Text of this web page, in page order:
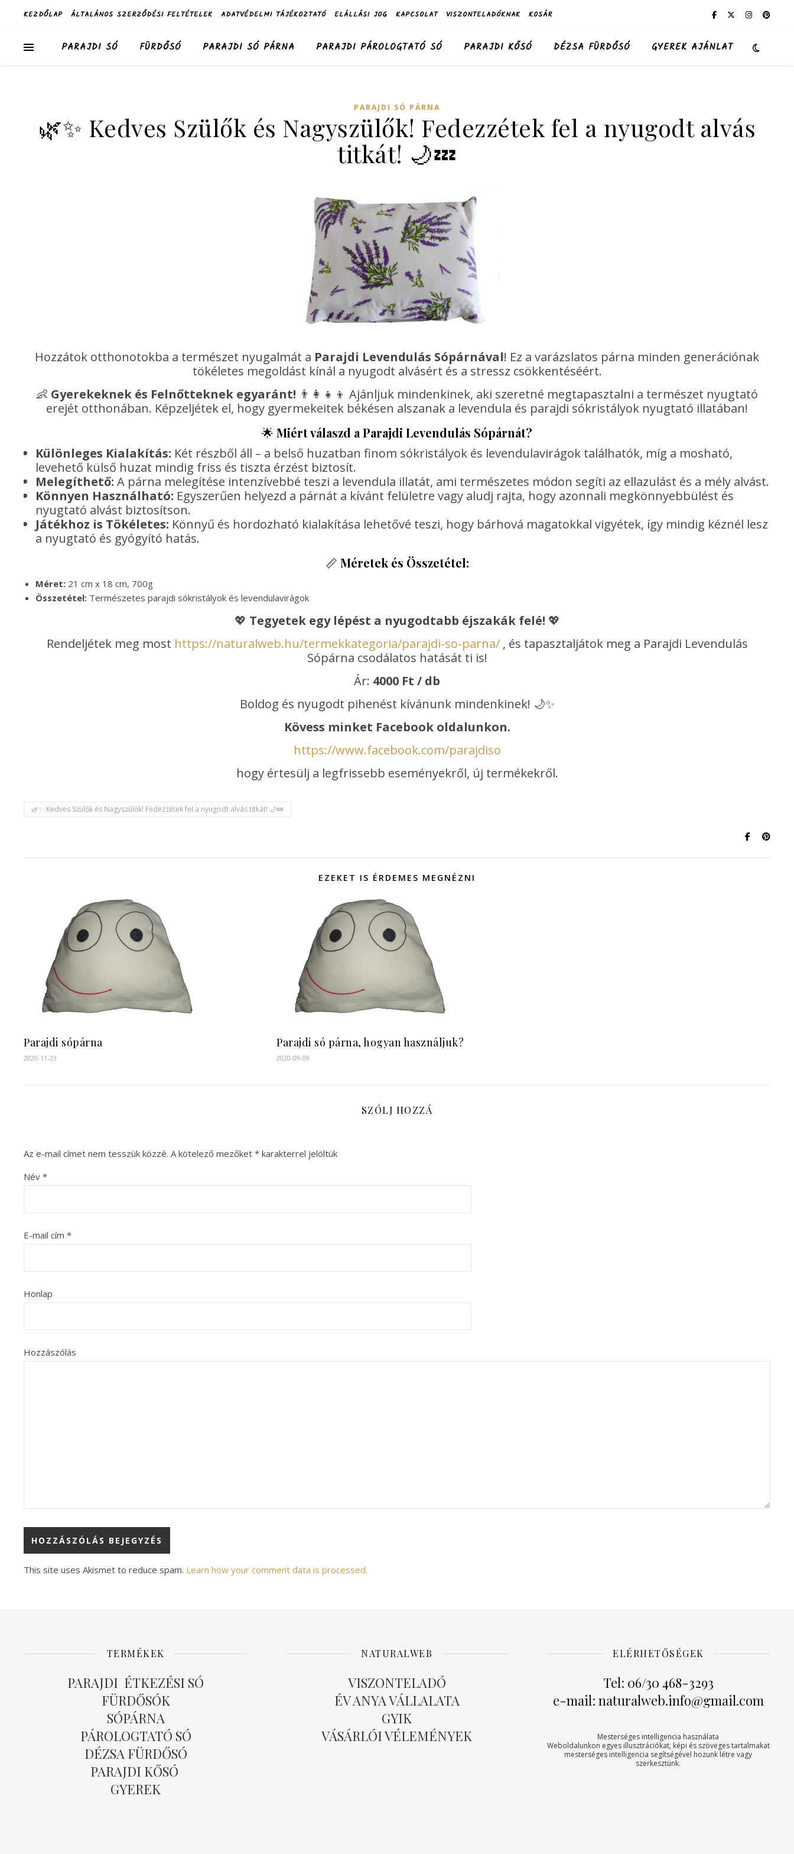
KEZDŐLAP ÁLTALÁNOS SZERZŐDÉSI FELTÉTELEK ADATVÉDELMI TÁJÉKOZTATÓ ELÁLLÁSI JOG KAPCSOLAT VISZONTELADÓKNAK KOSÁR
PARAJDI SÓ FÜRDŐSÓ PARAJDI SÓ PÁRNA PARAJDI PÁROLOGTATÓ SÓ PARAJDI KŐSÓ DÉZSA FÜRDŐSÓ GYEREK AJÁNLAT
PARAJDI SÓ PÁRNA
🌿✨ Kedves Szülők és Nagyszülők! Fedezzétek fel a nyugodt alvás
titkát! 🌙💤
Hozzátok otthonotokba a természet nyugalmát a Parajdi Levendulás Sópárnával! Ez a varázslatos párna minden generációnak
tökéletes megoldást kínál a nyugodt alvásért és a stressz csökkentéséért.
👶 Gyerekeknek és Felnőtteknek egyaránt! 👨‍👩‍👧‍👦 Ajánljuk mindenkinek, aki szeretné megtapasztalni a természet nyugtató
erejét otthonában. Képzeljétek el, hogy gyermekeitek békésen alszanak a levendula és parajdi sókristályok nyugtató illatában!
🌟 Miért válaszd a Parajdi Levendulás Sópárnát?
Különleges Kialakítás: Két részből áll – a belső huzatban finom sókristályok és levendulavirágok találhatók, míg a mosható,
levehető külső huzat mindig friss és tiszta érzést biztosít.
Melegíthető: A párna melegítése intenzívebbé teszi a levendula illatát, ami természetes módon segíti az ellazulást és a mély alvást.
Könnyen Használható: Egyszerűen helyezd a párnát a kívánt felületre vagy aludj rajta, hogy azonnali megkönnyebbülést és
nyugtató alvást biztosítson.
Játékhoz is Tökéletes: Könnyű és hordozható kialakítása lehetővé teszi, hogy bárhová magatokkal vigyétek, így mindig kéznél lesz
a nyugtató és gyógyító hatás.
📏 Méretek és Összetétel:
Méret: 21 cm x 18 cm, 700g
Összetétel: Természetes parajdi sókristályok és levendulavirágok
💖 Tegyetek egy lépést a nyugodtabb éjszakák felé! 💖
Rendeljétek meg most https://naturalweb.hu/termekkategoria/parajdi-so-parna/, és tapasztaljátok meg a Parajdi Levendulás
Sópárna csodálatos hatását ti is!
Ár: 4000 Ft / db
Boldog és nyugodt pihenést kívánunk mindenkinek! 🌙✨
Kövess minket Facebook oldalunkon.
https://www.facebook.com/parajdiso
hogy értesülj a legfrissebb eseményekről, új termékekről.
🌿✨ Kedves Szülők és Nagyszülők! Fedezzétek fel a nyugodt alvás titkát! 🌙💤
EZEKET IS ÉRDEMES MEGNÉZNI
Parajdi sópárna
2020-11-23
Parajdi só párna, hogyan használjuk?
2020-09-09
SZÓLJ HOZZÁ
Az e-mail címet nem tesszük közzé. A kötelező mezőket * karakterrel jelöltük
Név *
E-mail cím *
Honlap
Hozzászólás
Alternative:
This site uses Akismet to reduce spam. Learn how your comment data is processed.
TERMÉKEK
PARAJDI ÉTKEZÉSI SÓ
FÜRDŐSÓK
SÓPÁRNA
PÁROLOGTATÓ SÓ
DÉZSA FÜRDŐSÓ
PARAJDI KŐSÓ
GYEREK
NATURALWEB
VISZONTELADÓ
ÉV ANYA VÁLLALATA
GYIK
VÁSÁRLÓI VÉLEMÉNYEK
ELÉRHETŐSÉGEK
Tel: 06/30 468-3293
e-mail: naturalweb.info@gmail.com
Mesterséges intelligencia használata
Weboldalunkon egyes illusztrációkat, képi és szöveges tartalmakat
mesterséges intelligencia segítségével hozunk létre vagy
szerkesztünk.